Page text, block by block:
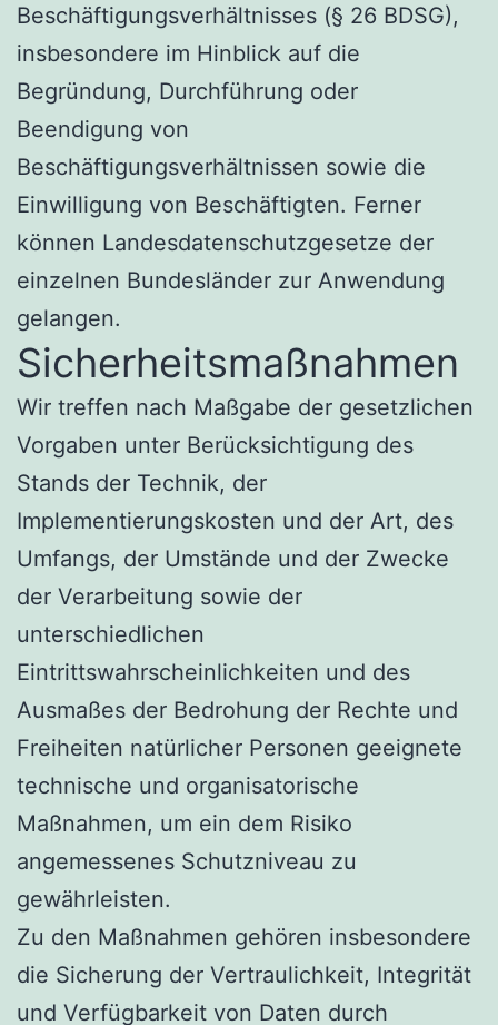
Beschäftigungsverhältnisses (§ 26 BDSG),
insbesondere im Hinblick auf die
Begründung, Durchführung oder
Beendigung von
Beschäftigungsverhältnissen sowie die
Einwilligung von Beschäftigten. Ferner
können Landesdatenschutzgesetze der
einzelnen Bundesländer zur Anwendung
gelangen.
Sicherheitsmaßnahmen
Wir treffen nach Maßgabe der gesetzlichen
Vorgaben unter Berücksichtigung des
Stands der Technik, der
Implementierungskosten und der Art, des
Umfangs, der Umstände und der Zwecke
der Verarbeitung sowie der
unterschiedlichen
Eintrittswahrscheinlichkeiten und des
Ausmaßes der Bedrohung der Rechte und
Freiheiten natürlicher Personen geeignete
technische und organisatorische
Maßnahmen, um ein dem Risiko
angemessenes Schutzniveau zu
gewährleisten.
Zu den Maßnahmen gehören insbesondere
die Sicherung der Vertraulichkeit, Integrität
und Verfügbarkeit von Daten durch